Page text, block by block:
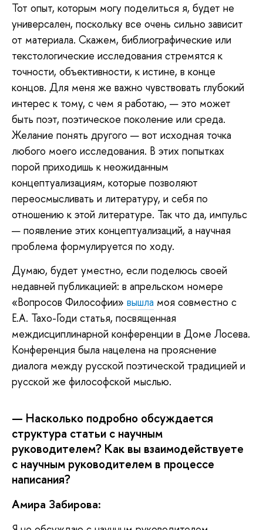
Тот опыт, которым могу поделиться я, будет не
универсален, поскольку все очень сильно зависит
от материала. Скажем, библиографические или
текстологические исследования стремятся к
точности, объективности, к истине, в конце
концов. Для меня же важно чувствовать глубокий
интерес к тому, с чем я работаю, — это может
быть поэт, поэтическое поколение или среда.
Желание понять другого — вот исходная точка
любого моего исследования. В этих попытках
порой приходишь к неожиданным
концептуализациям, которые позволяют
переосмысливать и литературу, и себя по
отношению к этой литературе. Так что да, импульс
— появление этих концептуализаций, а научная
проблема формулируется по ходу.
Думаю, будет уместно, если поделюсь своей
недавней публикацией: в апрельском номере
«Вопросов Философии» вышла моя совместно с
Е.А. Тахо-Годи статья, посвященная
междисциплинарной конференции в Доме Лосева.
Конференция была нацелена на прояснение
диалога между русской поэтической традицией и
русской же философской мыслью.
— Насколько подробно обсуждается
структура статьи с научным
руководителем? Как вы взаимодействуете
с научным руководителем в процессе
написания?
Амира Забирова: